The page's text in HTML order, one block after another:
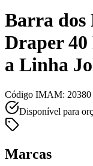
Barra dos
Draper 40
a Linha
Código IMAM:
Disponível para
Marcas